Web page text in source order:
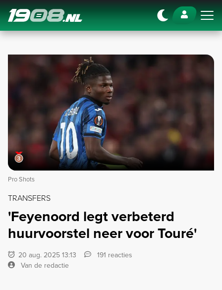
Navigation
Pro Shots
TRANSFERS
'Feyenoord legt verbeterd
huurvoorstel neer voor Touré'
20 aug. 2025 13:13
191 reacties
Van de redactie